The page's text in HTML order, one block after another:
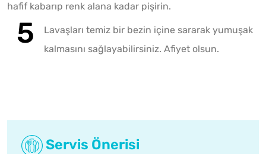
hafif kabarıp renk alana kadar pişirin.
Lavaşları temiz bir bezin içine sararak yumuşak
kalmasını sağlayabilirsiniz. Afiyet olsun.
Servis Önerisi